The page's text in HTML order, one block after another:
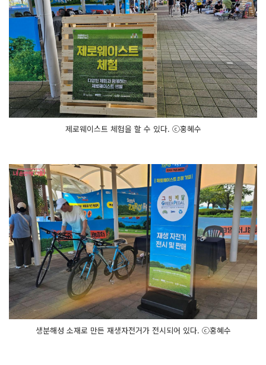
제로웨이스트 체험을 할 수 있다. ⓒ홍혜수
생분해성 소재로 만든 재생자전거가 전시되어 있다. ⓒ홍혜수